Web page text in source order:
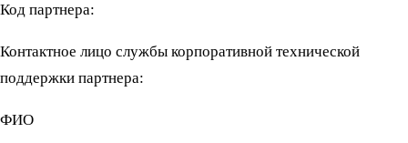
Код партнера:
Контактное лицо службы корпоративной технической
поддержки партнера:
ФИО